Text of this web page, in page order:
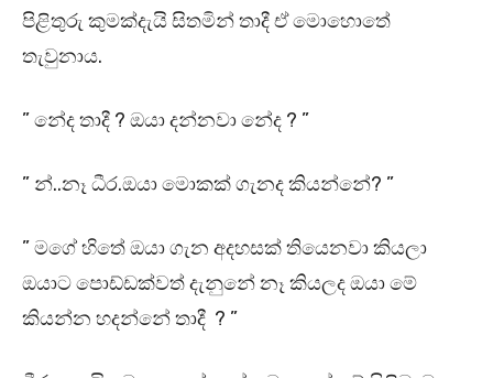
පිළිතුරු කුමක්දැයි සිතමින් තාදී ඒ මොහොතේ
තැවුනාය.
” නේද තාදී ? ඔයා දන්නවා නේද ? ”
” න්..නෑ ධීර.ඔයා මොකක් ගැනද කියන්නේ? ”
” මගේ හිතේ ඔයා ගැන අදහසක් තියෙනවා කියලා
ඔයාට පොඩ්ඩක්වත් දැනුනේ නෑ කියලද ඔයා මේ
කියන්න හදන්නේ තාදී ? ”